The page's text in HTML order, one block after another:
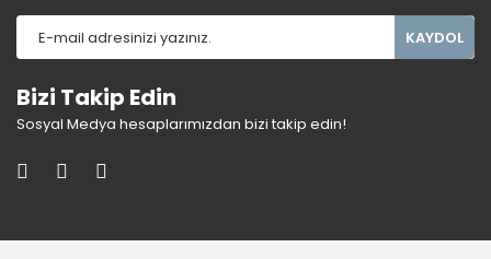
KAYDOL
Bizi Takip Edin
Sosyal Medya hesaplarımızdan bizi takip edin!